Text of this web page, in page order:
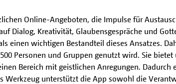
Online-Angeboten, die Impulse für
Dialog, Kreativität, Glaubensgespräche und
einen wichtigen Bestandteil dieses Ansatzes.
Personen und Gruppen genutzt wird. Sie
Bereich mit geistlichen Anregungen. Dadurch
unterstützt die App sowohl die